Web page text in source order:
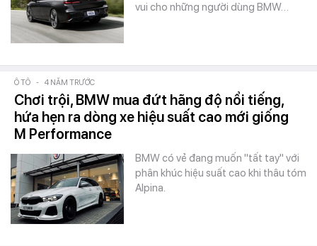
vui cho những người dùng BMW…
Ô TÔ - 4 NĂM TRƯỚC
Chơi trội, BMW mua đứt hãng độ nổi tiếng,
hứa hẹn ra dòng xe hiệu suất cao mới giống
M Performance
BMW có vẻ đang muốn "tất tay" với
phân khúc hiệu suất cao khi thâu tóm
Alpina.